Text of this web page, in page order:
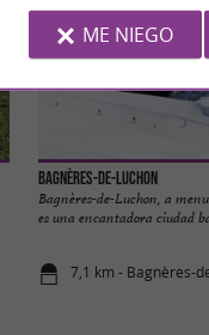
Bagnères-de-Luchon
Bagnères-de-Luchon, a
es una encantadora ciudad
7,1 km - Bagnères-
ME NIEGO